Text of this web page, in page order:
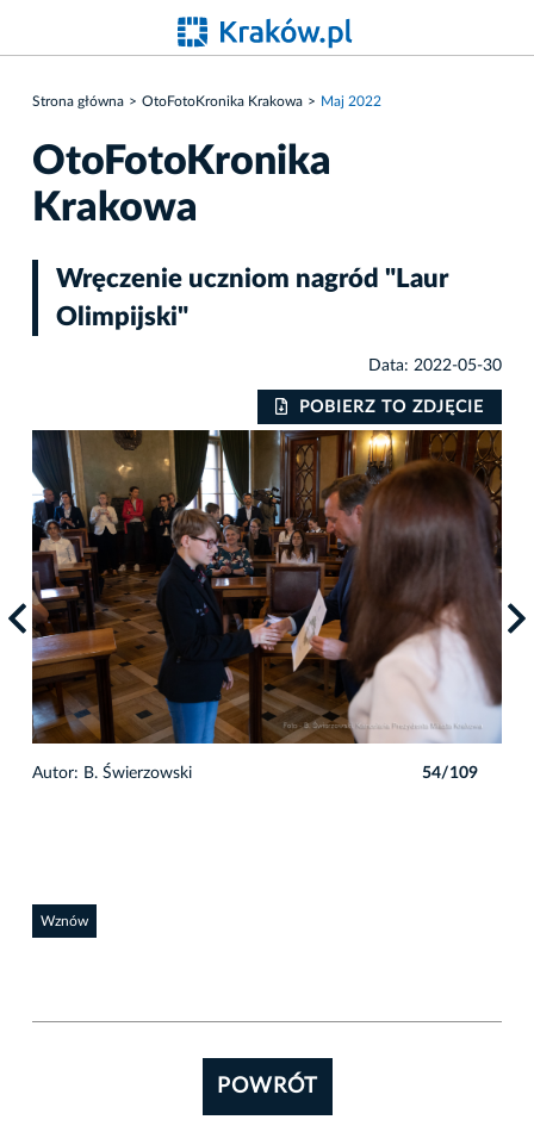
Strona główna OtoFotoKronika Krakowa Maj 2022
OtoFotoKronika
Krakowa
Wręczenie uczniom nagród "Laur
Olimpijski"
Data: 2022-05-30
POBIERZ TO ZDJĘCIE
Autor: B. Świerzowski 54/109
Wznów
POWRÓT